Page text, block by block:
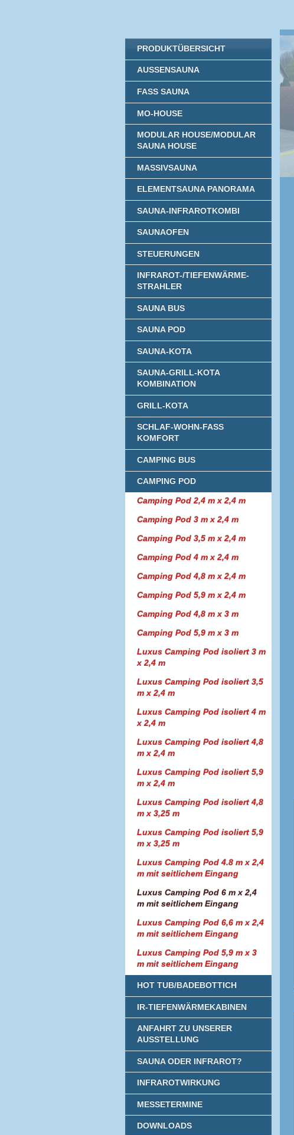
PRODUKTÜBERSICHT
AUSSENSAUNA
FASS SAUNA
MO-HOUSE
MODULAR HOUSE/MODULAR
SAUNA HOUSE
MASSIVSAUNA
ELEMENTSAUNA PANORAMA
SAUNA-INFRAROTKOMBI
SAUNAOFEN
STEUERUNGEN
INFRAROT-/TIEFENWÄRME-
STRAHLER
SAUNA BUS
SAUNA POD
SAUNA-KOTA
SAUNA-GRILL-KOTA
KOMBINATION
GRILL-KOTA
SCHLAF-WOHN-FASS
KOMFORT
CAMPING BUS
CAMPING POD
Camping Pod 2,4 m x 2,4 m
Camping Pod 3 m x 2,4 m
Camping Pod 3,5 m x 2,4 m
Camping Pod 4 m x 2,4 m
Camping Pod 4,8 m x 2,4 m
Camping Pod 5,9 m x 2,4 m
Camping Pod 4,8 m x 3 m
Camping Pod 5,9 m x 3 m
Luxus Camping Pod isoliert 3 m
x 2,4 m
Luxus Camping Pod isoliert 3,5
m x 2,4 m
Luxus Camping Pod isoliert 4 m
x 2,4 m
Luxus Camping Pod isoliert 4,8
m x 2,4 m
Luxus Camping Pod isoliert 5,9
m x 2,4 m
Luxus Camping Pod isoliert 4,8
m x 3,25 m
Luxus Camping Pod isoliert 5,9
m x 3,25 m
Luxus Camping Pod 4.8 m x 2,4
m mit seitlichem Eingang
Luxus Camping Pod 6 m x 2,4
m mit seitlichem Eingang
Luxus Camping Pod 6,6 m x 2,4
m mit seitlichem Eingang
Luxus Camping Pod 5,9 m x 3
m mit seitlichem Eingang
HOT TUB/BADEBOTTICH
IR-TIEFENWÄRMEKABINEN
ANFAHRT ZU UNSERER
AUSSTELLUNG
SAUNA ODER INFRAROT?
INFRAROTWIRKUNG
MESSETERMINE
DOWNLOADS